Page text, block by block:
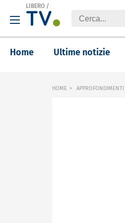
LIBERO /
Home Ultime notizie
HOME APPROFONDIMENTI